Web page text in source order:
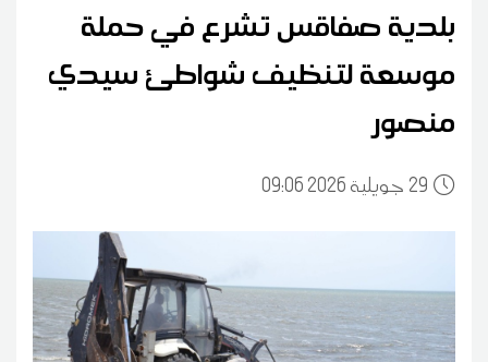
بلدية صفاقس تشرع في حملة
موسعة لتنظيف شواطئ سيدي
منصور
29 09:06 2026 جويلية